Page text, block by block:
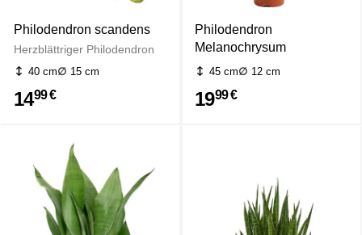
Philodendron scandens
Herzblättriger Philodendron
40 cm 15 cm
1499 €
Philodendron
Melanochrysum
45 cm 12 cm
1999 €